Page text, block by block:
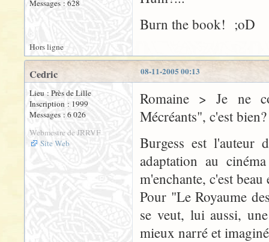
Messages : 628
Burn the book! ;oD
Hors ligne
08-11-2005 00:13
Cedric
Lieu : Près de Lille
Inscription : 1999
Messages : 6 026
Webmestre de JRRVF
Site Web
Romaine > Je ne
Mécréants", c'est
Burgess est l'auteur
adaptation au
m'enchante, c'est
Pour "Le Royaume
se veut, lui aussi,
mieux narré et